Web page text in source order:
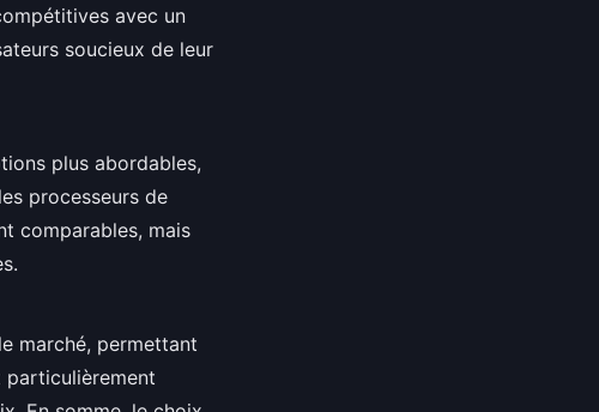
avec un
soucieux de leur
plus abordables,
processeurs de
comparables, mais
marché, permettant